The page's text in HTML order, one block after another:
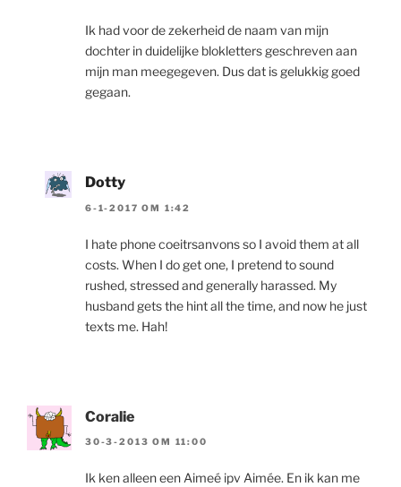
Ik had voor de zekerheid de naam van mijn
dochter in duidelijke blokletters geschreven aan
mijn man meegegeven. Dus dat is gelukkig goed
gegaan.
Dotty
6-1-2017 OM 1:42
I hate phone coeitrsanvons so I avoid them at all
costs. When I do get one, I pretend to sound
rushed, stressed and generally harassed. My
husband gets the hint all the time, and now he just
texts me. Hah!
Coralie
30-3-2013 OM 11:00
Ik ken alleen een Aimeé ipv Aimée. En ik kan me